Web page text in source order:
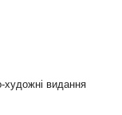
художні видання